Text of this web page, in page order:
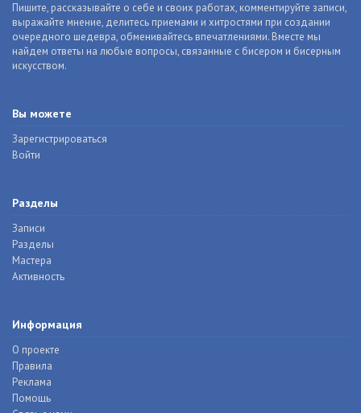
Пишите, рассказывайте о себе и своих работах, комментируйте записи,
выражайте мнение, делитесь приемами и хитростями при создании
очередного шедевра, обменивайтесь впечатлениями. Вместе мы
найдем ответы на любые вопросы, связанные с бисером и бисерным
искусством.
Вы можете
Зарегистрироваться
Войти
Разделы
Записи
Разделы
Мастера
Активность
Информация
О проекте
Правила
Реклама
Помощь